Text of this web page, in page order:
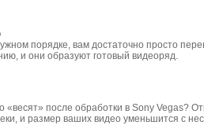
порядке, вам достаточно просто
и они образуют готовый видеоряд.
после обработки в Sony Vegas?
и размер ваших видео уменьшится с